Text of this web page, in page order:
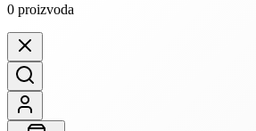
0 proizvoda